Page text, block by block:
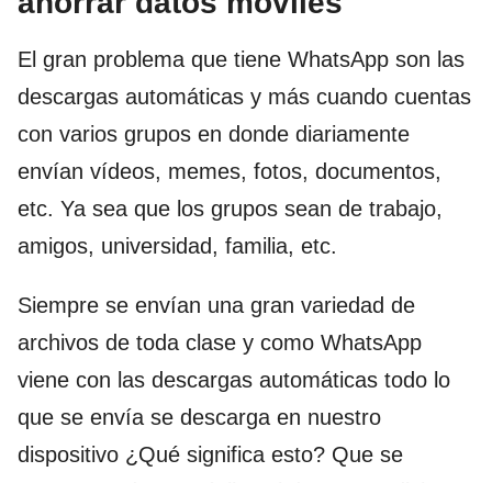
El gran problema que tiene WhatsApp son las
descargas automáticas y más cuando cuentas
con varios grupos en donde diariamente
envían vídeos, memes, fotos, documentos,
etc. Ya sea que los grupos sean de trabajo,
amigos, universidad, familia, etc.
Siempre se envían una gran variedad de
archivos de toda clase y como WhatsApp
viene con las descargas automáticas todo lo
que se envía se descarga en nuestro
dispositivo ¿Qué significa esto? Que se